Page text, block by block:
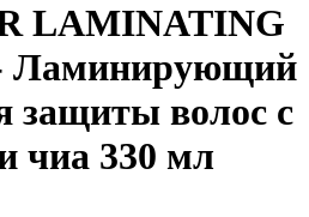
LAMINATING
Ламинирующий
защиты волос с
чиа 330 мл